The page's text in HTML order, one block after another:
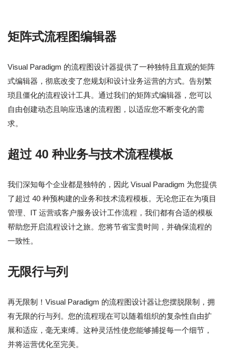
矩阵式流程图编辑器
Visual Paradigm 的流程图设计器提供了一种独特且直观的矩阵
式编辑器，彻底改变了您规划和设计业务运营的方式。告别繁
琐且僵化的流程设计工具。通过我们的矩阵式编辑器，您可以
自由创建动态且响应迅速的流程图，以适应您不断变化的需
求。
超过 40 种业务与技术流程模板
我们深知每个企业都是独特的，因此 Visual Paradigm 为您提供
了超过 40 种预构建的业务和技术流程模板。无论您正在为项目
管理、IT 运营或客户服务设计工作流程，我们都有合适的模板
帮助您开启流程设计之旅。您将节省宝贵时间，并确保流程的
一致性。
无限行与列
再无限制！Visual Paradigm 的流程图设计器让您摆脱限制，拥
有无限的行与列。您的流程现在可以随着组织的复杂性自由扩
展和适应，毫无束缚。这种灵活性使您能够捕捉每一个细节，
并将运营优化至完美。